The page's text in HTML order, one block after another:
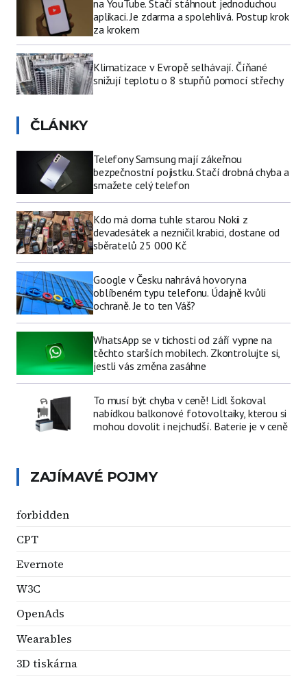
na YouTube. Stačí stáhnout jednoduchou
aplikaci. Je zdarma a spolehlivá. Postup krok
za krokem
Klimatizace v Evropě selhávají. Číňané
snižují teplotu o 8 stupňů pomocí střechy
ČLÁNKY
Telefony Samsung mají zákeřnou
bezpečnostní pojistku. Stačí drobná chyba a
smažete celý telefon
Kdo má doma tuhle starou Nokii z
devadesátek a nezničil krabici, dostane od
sběratelů 25 000 Kč
Google v Česku nahrává hovory na
oblíbeném typu telefonu. Údajně kvůli
ochraně. Je to ten Váš?
WhatsApp se v tichosti od září vypne na
těchto starších mobilech. Zkontrolujte si,
jestli vás změna zasáhne
To musí být chyba v ceně! Lidl šokoval
nabídkou balkonové fotovoltaiky, kterou si
mohou dovolit i nejchudší. Baterie je v ceně
ZAJÍMAVÉ POJMY
forbidden
CPT
Evernote
W3C
OpenAds
Wearables
3D tiskárna